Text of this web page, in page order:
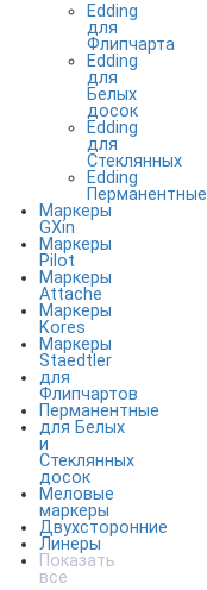
Edding
для
Флипчарта
Edding
для
Белых
досок
Edding
для
Стеклянных
Edding
Перманентные
Маркеры
GXin
Маркеры
Pilot
Маркеры
Attache
Маркеры
Kores
Маркеры
Staedtler
для
Флипчартов
Перманентные
для Белых
и
Стеклянных
досок
Меловые
маркеры
Двухсторонние
Линеры
Показать
все